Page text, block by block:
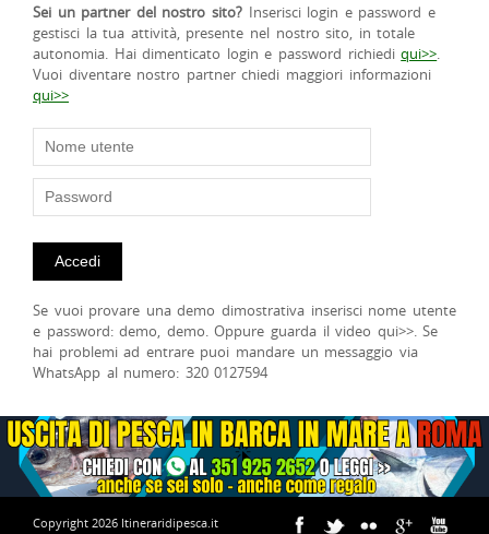
Sei un partner del nostro sito? Inserisci login e password e
gestisci la tua attività, presente nel nostro sito, in totale
autonomia. Hai dimenticato login e password richiediqui>>.
Vuoi diventare nostro partner chiedi maggiori informazioni
qui>>
Se vuoi provare una demo dimostrativa inserisci nome utente
e password: demo, demo. Oppure guarda il video qui>>. Se
hai problemi ad entrare puoi mandare un messaggio via
WhatsApp al numero: 320 0127594
Copyright 2026 Itineraridipesca.it